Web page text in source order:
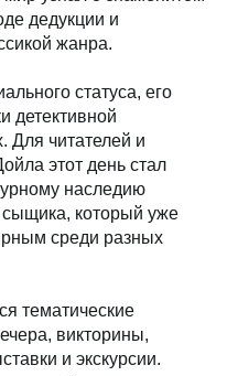
дедукции и
жанра.
статуса, его
детективной
Для читателей и
этот день стал
наследию
сыщика, который уже
среди разных
тематические
викторины,
и экскурсии.